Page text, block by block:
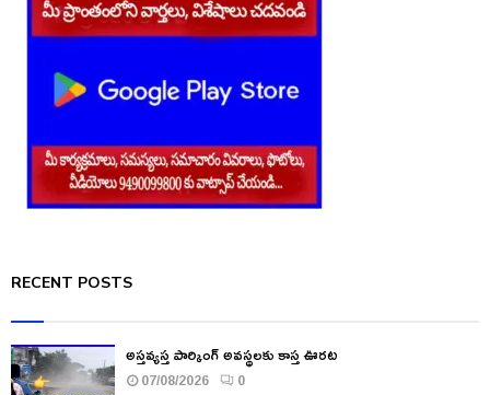
RECENT POSTS
అస్తవ్యస్త పార్కింగ్ అవస్థలకు కాస్త ఊరట
07/08/2026 0